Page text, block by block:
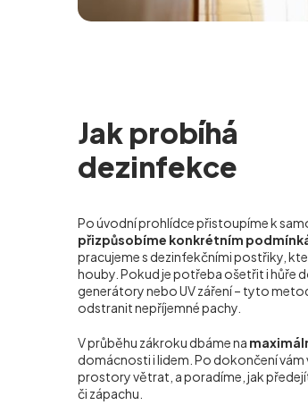
Jak probíhá
dezinfekce
Po úvodní prohlídce přistoupíme k
přizpůsobíme konkrétním
pracujeme s dezinfekčními postřiky,
houby. Pokud je potřeba ošetřit i hůře
generátory nebo UV záření – tyto
odstranit nepříjemné pachy.
V průběhu zákroku dbáme na
domácnosti i lidem. Po dokončení
prostory větrat, a poradíme, jak
či zápachu.